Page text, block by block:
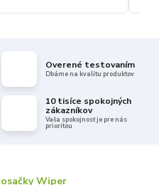
Overené testovaním
Dbáme na kvalitu produktov
10 tisíce spokojných
zákazníkov
Vaša spokojnosť je pre nás
prioritou